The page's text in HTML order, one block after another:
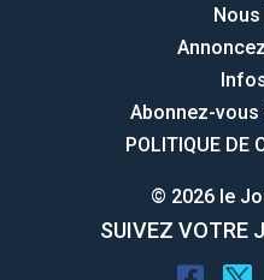
Abonnez-
POLITIQUE DE
© 2026 le
SUIVEZ VOTRE